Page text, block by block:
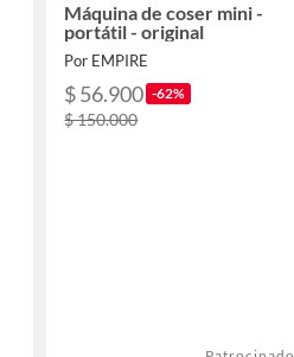
Máquina de coser mini -
portátil - original
Por EMPIRE
$ 56.900 -62%
$ 150.000